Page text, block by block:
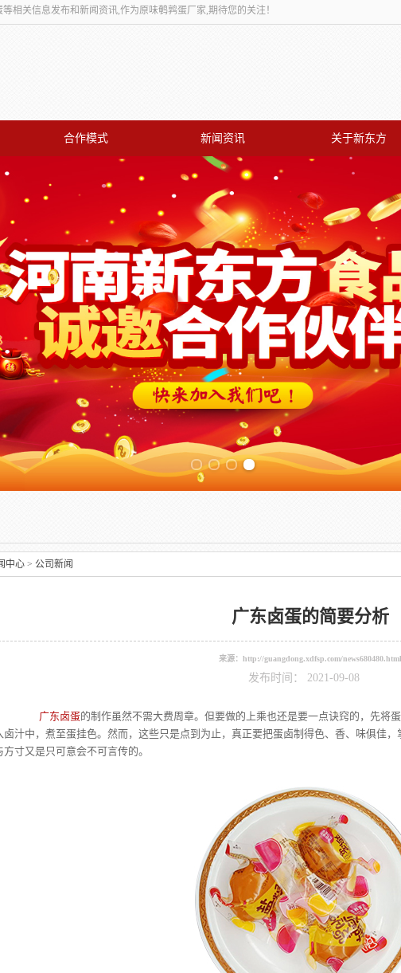
等相关信息发布和新闻资讯,作为原味鹌鹑蛋厂家,期待您的关注！
合作模式 新闻资讯 关于新东方
中心 > 公司新闻
广东卤蛋的简要分析
来源： http://guangdong.xdfsp.com/news680480.html
发布时间： 2021-09-08
广东卤蛋的制作虽然不需大费周章。但要做的上乘也还是要一点诀窍的，先将
卤汁中，煮至蛋挂色。然而，这些只是点到为止，真正要把蛋卤制得色、香、味俱佳
方寸又是只可意会不可言传的。